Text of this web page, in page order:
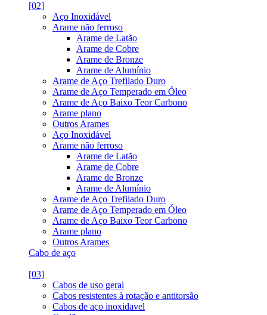
[02]
Aço Inoxidável
Arame não ferroso
Arame de Latão
Arame de Cobre
Arame de Bronze
Arame de Alumínio
Arame de Aço Trefilado Duro
Arame de Aço Temperado em Óleo
Arame de Aço Baixo Teor Carbono
Arame plano
Outros Arames
Aço Inoxidável
Arame não ferroso
Arame de Latão
Arame de Cobre
Arame de Bronze
Arame de Alumínio
Arame de Aço Trefilado Duro
Arame de Aço Temperado em Óleo
Arame de Aço Baixo Teor Carbono
Arame plano
Outros Arames
Cabo de aço
[03]
Cabos de uso geral
Cabos resistentes à rotação e antitorsão
Cabos de aço inoxidavel